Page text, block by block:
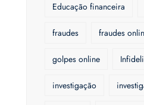
Educação financeira
fraudes fraudes
golpes online
investigação